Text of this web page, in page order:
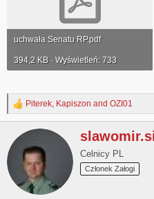
uchwała Senatu RP.pdf
394,2 KB · Wyświetleń: 733
R
e
c
n
Piterek Kapiszon and OZI01
W
r
iCelnicy PL
Członek Załogi